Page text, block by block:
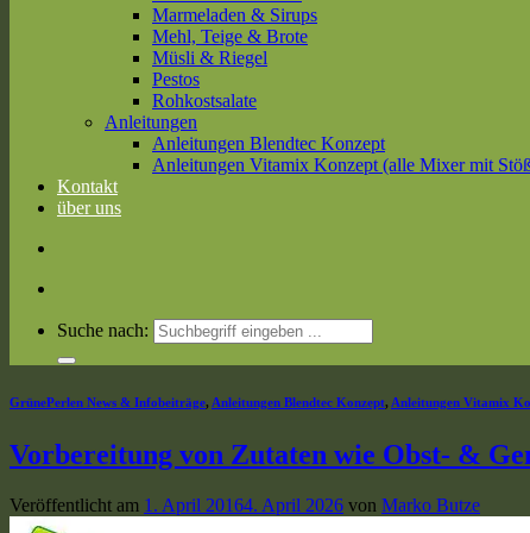
Marmeladen & Sirups
Mehl, Teige & Brote
Müsli & Riegel
Pestos
Rohkostsalate
Anleitungen
Anleitungen Blendtec Konzept
Anleitungen Vitamix Konzept (alle Mixer mit
Kontakt
über uns
Suche nach:
GrünePerlen News & Infobeiträge, Anleitungen Blendtec Konzept, Anleitungen Vitamix
Vorbereitung von Zutaten wie Obst- &
Veröffentlicht am 1. April 20164. April 2026 von Marko Butze